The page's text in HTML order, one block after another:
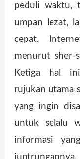
peduli waktu,
umpan lezat,
cepat.
menurut sher-
Ketiga hal
rujukan utama
yang ingin
untuk selalu
informasi